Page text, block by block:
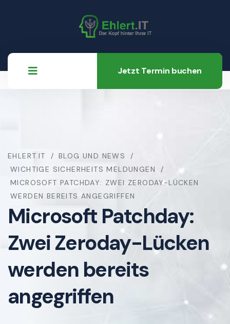
Jetzt Termin buchen
EHLERT.IT
BLOG UND NEWS
WICHTIGE SICHERHEITS MELDUNGEN
MICROSOFT PATCHDAY: ZWEI ZERODAY-LÜCKEN
WERDEN BEREITS ANGEGRIFFEN
Microsoft Patchday:
Zwei Zeroday-Lücken
werden bereits
angegriffen